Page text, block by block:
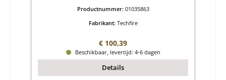
Productnummer: 01035863
Fabrikant: Techfire
Normale prijs:
€ 100,39
Beschikbaar, levertijd: 4-6 dagen
Details